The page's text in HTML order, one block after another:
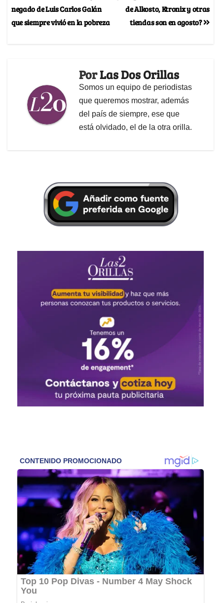
de Alkosto, Ktronix y otras
tiendas son en agosto?
negado de Luis Carlos Galán
que siempre vivió en la pobreza
PorLas Dos Orillas
Somos un equipo de periodistas
que queremos mostrar, además
del país de siempre, ese que
está olvidado, el de la otra orilla.